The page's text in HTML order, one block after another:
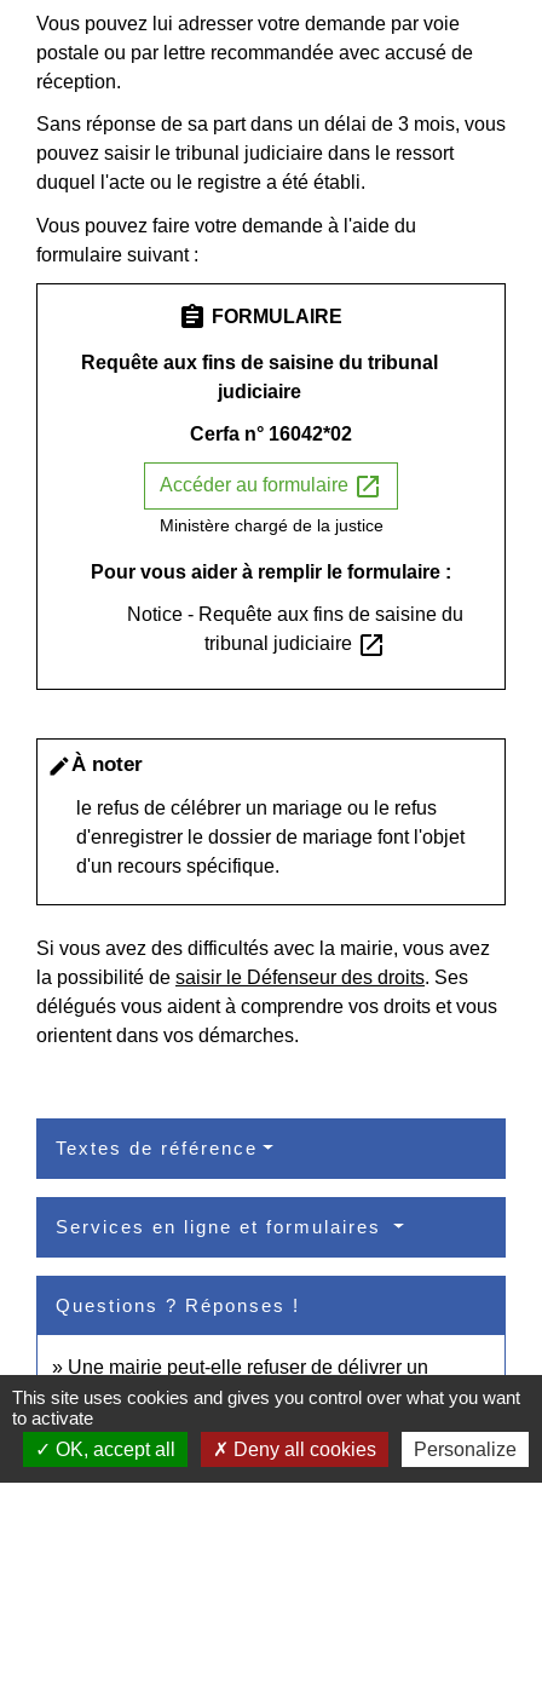
Vous pouvez lui adresser votre demande par voie
postale ou par lettre recommandée avec accusé de
réception.
Sans réponse de sa part dans un délai de 3 mois, vous
pouvez saisir le tribunal judiciaire dans le ressort
duquel l'acte ou le registre a été établi.
Vous pouvez faire votre demande à l'aide du
formulaire suivant :
assignment FORMULAIRE
Requête aux fins de saisine du tribunal
judiciaire
Cerfa n° 16042*02
Accéder au formulaire open_in_new
Ministère chargé de la justice
Pour vous aider à remplir le formulaire :
Notice - Requête aux fins de saisine du
tribunal judiciaire open_in_new
editÀ noter
le refus de célébrer un mariage ou le refus
d'enregistrer le dossier de mariage font l'objet
d'un recours spécifique.
Si vous avez des difficultés avec la mairie, vous avez
la possibilité de saisir le Défenseur des droits. Ses
délégués vous aident à comprendre vos droits et vous
orientent dans vos démarches.
Textes de référence
Services en ligne et formulaires
Questions ? Réponses !
Une mairie peut-elle refuser de délivrer un
document administratif ?
Signaler une erreur sur cette page
This site uses cookies and gives you control over what you want
to activate
OK, accept all
Deny all cookies Personalize